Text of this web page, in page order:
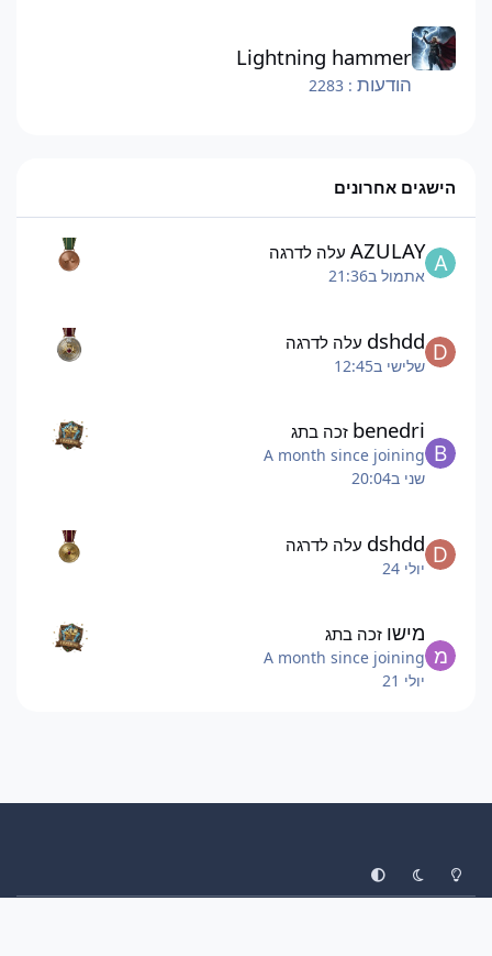
Lightning hammer
הודעות : 2283
הישגים אחרונים
AZULAY עלה לדרגה
אתמול ב21:36
dshdd עלה לדרגה
שלישי ב12:45
benedri זכה בתג
A month since joining
שני ב20:04
dshdd עלה לדרגה
יולי 24
מישו זכה בתג
A month since joining
יולי 21
Light Mode
Dark Mode
System Preference